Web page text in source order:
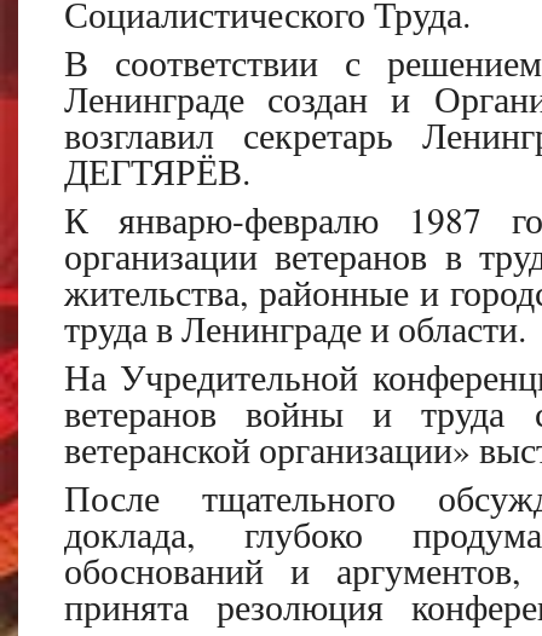
Социалистического Труда.
В соответствии с
Ленинграде создан и
возглавил секретарь
ДЕГТЯРЁВ.
К январю-февралю 1987
организации ветеранов в
жительства, районные и
труда в Ленинграде и области.
На Учредительной
ветеранов войны и
ветеранской организации»
После тщательного
доклада, глубоко
обоснований и
принята резолюция